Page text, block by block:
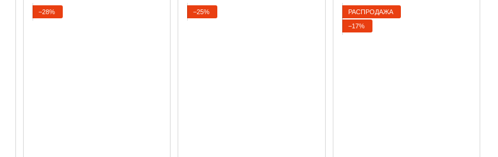
белый
белый с зеркальной
накладкой
−28% −25%
РАСПРОДАЖА
−17%